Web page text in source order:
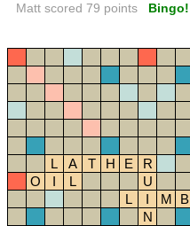
Matt scored 79 points Bingo!
L A T H E
R
O
I L
U
L
I M
B
N